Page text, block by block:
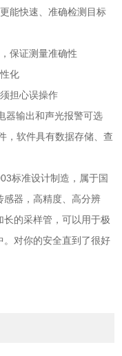
能快速、准确检测目标
保证测量准确性
化
担心误操作
输出和声光报警可选
软件具有数据存储、查
标准设计制造，属于国
感器，高精度、高分辨
的采样管，可以用于极
。对你的安全直到了很好